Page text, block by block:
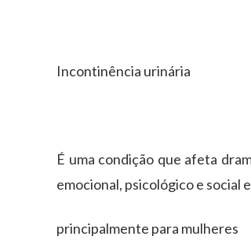
Incontinência urinária
É uma condição que afeta
emocional, psicológico e social
principalmente para mulheres